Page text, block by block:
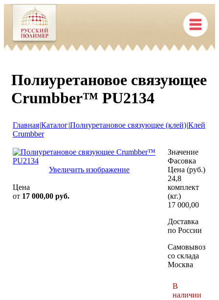
Полиуретановое связующее
Crumbber™ PU2134
Главная|Каталог|Полиуретановое связующее (клей)|Клей
Crumbber
Увеличить изображение
Цена
oт 17 000,00 руб.
Значение
Фасовка
Цена (руб.)
24,8
комплект
(кг.)
17 000,00
Доставка
по России
Самовывоз
со склада
Москва
В
наличии